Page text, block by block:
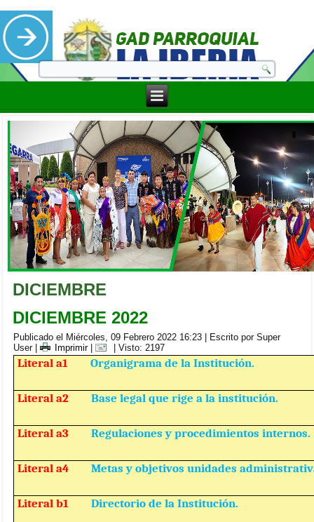
DICIEMBRE
DICIEMBRE 2022
Publicado el Miércoles, 09 Febrero 2022 16:23
Escrito por Super
User| Imprimir| | Visto: 2197
Literal a1Organigrama de la Institución.
Literal a2Base legal que rige a la institución.
Literal a3Regulaciones y procedimientos internos.
Literal a4Metas y objetivos unidades
Literal b1Directorio de la Institución.